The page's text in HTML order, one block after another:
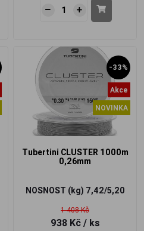
-33%
Akce
NOVINKA
Tubertini CLUSTER 1000m
0,26mm
NOSNOST (kg) 7,42/5,20
1 408 Kč
938 Kč / ks